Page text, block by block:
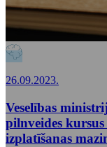
26.09.2023.
Veselības
pilnveides
izplatīšanas